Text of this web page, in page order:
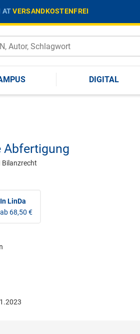
ATVERSANDKOSTENFREI
DIGITAL
Abfertigung
Bilanzrecht
In LinDa
ab 68,50 €